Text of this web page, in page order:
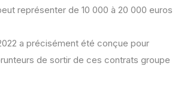
représenter de 10 000 à 20 000 euros
a précisément été conçue pour
de sortir de ces contrats groupe